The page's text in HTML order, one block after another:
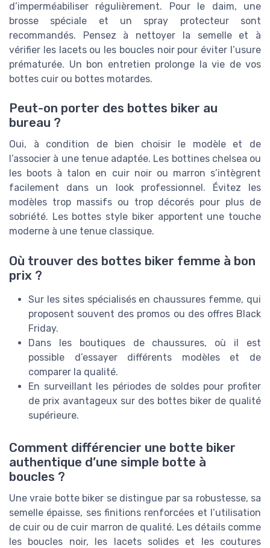
d’imperméabiliser régulièrement. Pour le daim, une
brosse spéciale et un spray protecteur sont
recommandés. Pensez à nettoyer la semelle et à
vérifier les lacets ou les boucles noir pour éviter l’usure
prématurée. Un bon entretien prolonge la vie de vos
bottes cuir ou bottes motardes.
Peut-on porter des bottes biker au
bureau ?
Oui, à condition de bien choisir le modèle et de
l’associer à une tenue adaptée. Les bottines chelsea ou
les boots à talon en cuir noir ou marron s’intègrent
facilement dans un look professionnel. Évitez les
modèles trop massifs ou trop décorés pour plus de
sobriété. Les bottes style biker apportent une touche
moderne à une tenue classique.
Où trouver des bottes biker femme à bon
prix ?
Sur les sites spécialisés en chaussures femme, qui
proposent souvent des promos ou des offres Black
Friday.
Dans les boutiques de chaussures, où il est
possible d’essayer différents modèles et de
comparer la qualité.
En surveillant les périodes de soldes pour profiter
de prix avantageux sur des bottes biker de qualité
supérieure.
Comment différencier une botte biker
authentique d’une simple botte à
boucles ?
Une vraie botte biker se distingue par sa robustesse, sa
semelle épaisse, ses finitions renforcées et l’utilisation
de cuir ou de cuir marron de qualité. Les détails comme
les boucles noir, les lacets solides et les coutures